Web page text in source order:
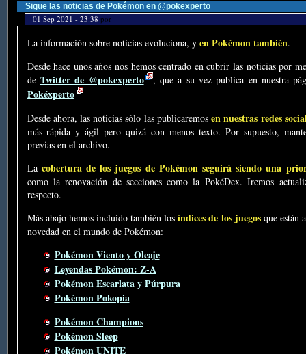
Sigue las noticias de Pokémon en @pokexperto
01 Sep 2021 - 23:38 por
La información sobre noticias evoluciona, y en Pokémon también.
Desde hace unos años nos hemos centrado en cubrir las noticias por
de Twitter de @pokexperto , que a su vez publica en nuestra
Pokéxperto
Desde ahora, las noticias sólo las publicaremosen nuestras redes
más rápida y ágil pero quizá con menos texto. Por supuesto,
previas en el archivo.
La cobertura de los juegos de Pokémon seguirá siendo una
como la renovación de secciones como la PokéDex. Iremos
respecto.
Más abajo hemos incluido también losíndices de los juegosque están
novedad en el mundo de Pokémon:
Pokémon Viento y Oleaje
Leyendas Pokémon: Z-A
Pokémon Escarlata y Púrpura
Pokémon Pokopia
Pokémon Champions
Pokémon Sleep
Pokémon UNITE